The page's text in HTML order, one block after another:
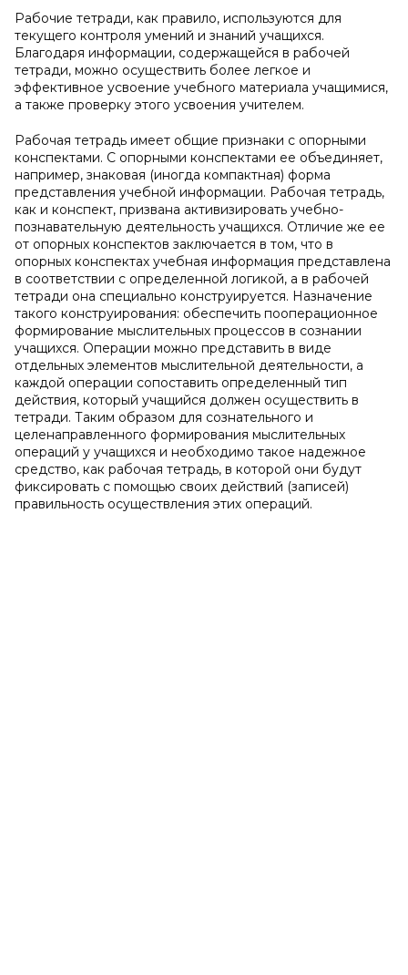
Рабочие тетради, как правило, используются для
текущего контроля умений и знаний учащихся.
Благодаря информации, содержащейся в рабочей
тетради, можно осуществить более легкое и
эффективное усвоение учебного материала учащимися,
а также проверку этого усвоения учителем.
Рабочая тетрадь имеет общие признаки с опорными
конспектами. С опорными конспектами ее объединяет,
например, знаковая (иногда компактная) форма
представления учебной информации. Рабочая тетрадь,
как и конспект, призвана активизировать учебно-
познавательную деятельность учащихся. Отличие же ее
от опорных конспектов заключается в том, что в
опорных конспектах учебная информация представлена
в соответствии с определенной логикой, а в рабочей
тетради она специально конструируется. Назначение
такого конструирования: обеспечить пооперационное
формирование мыслительных процессов в сознании
учащихся. Операции можно представить в виде
отдельных элементов мыслительной деятельности, а
каждой операции сопоставить определенный тип
действия, который учащийся должен осуществить в
тетради. Таким образом для сознательного и
целенаправленного формирования мыслительных
операций у учащихся и необходимо такое надежное
средство, как рабочая тетрадь, в которой они будут
фиксировать с помощью своих действий (записей)
правильность осуществления этих операций.